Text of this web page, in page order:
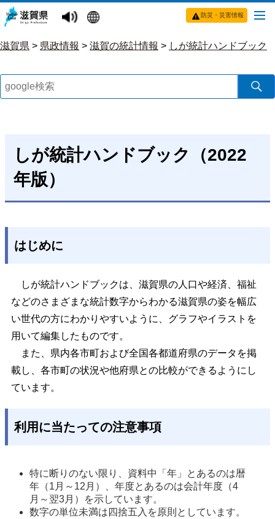
防災・災害情報
滋賀県 > 県政情報 > 滋賀の統計情報 > しが統計ハンドブック
しが統計ハンドブック（2022
年版）
はじめに
しが統計ハンドブックは、滋賀県の人口や経済、福祉
などのさまざまな統計数字からわかる滋賀県の姿を幅広
い世代の方にわかりやすいように、グラフやイラストを
用いて編集したものです。
また、県内各市町および全国各都道府県のデータを掲
載し、各市町の状況や他府県との比較ができるようにし
ています。
利用に当たっての注意事項
特に断りのない限り、資料中「年」とあるのは暦
年（1月～12月）、年度とあるのは会計年度（4
月～翌3月）を示しています。
数字の単位未満は四捨五入を原則としています。